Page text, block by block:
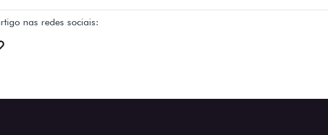
nas redes sociais: